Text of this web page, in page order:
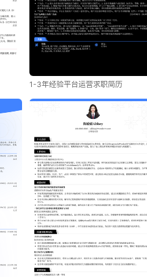
1-3年经验平台运营求职简历